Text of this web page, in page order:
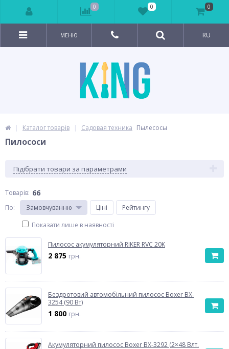
МЕНЮ RU
Каталог товарів Садовая техника Пылесосы
Пилососи
Підібрати товари за параметрами
Товарів: 66
По: Замовчуванню Ціні
Рейтингу
Показати лише в наявності
Пилосос акумуляторний RIKER RVC 20K
2 875 грн.
Бездротовий автомобільний пилосос Boxer BX-
3254 (90 Вт)
1 800 грн.
Акумуляторний пилосос Boxer BX-3292 (2×48 Влт.
0 0 0